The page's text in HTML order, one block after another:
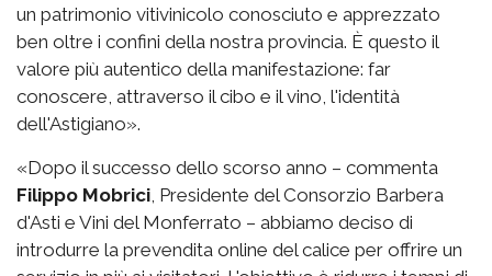
un patrimonio vitivinicolo conosciuto e apprezzato
ben oltre i confini della nostra provincia. È questo il
valore più autentico della manifestazione: far
conoscere, attraverso il cibo e il vino, l'identità
dell'Astigiano».
«Dopo il successo dello scorso anno – commenta
Filippo Mobrici, Presidente del Consorzio Barbera
d'Asti e Vini del Monferrato – abbiamo deciso di
introdurre la prevendita online del calice per offrire un